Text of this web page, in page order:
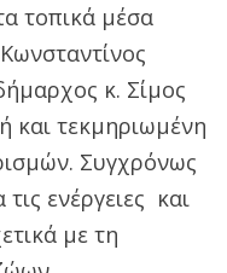
τοπικά μέσα
κ. Σίμος
και τεκμηριωμένη
Συγχρόνως
ενέργειες και
με τη